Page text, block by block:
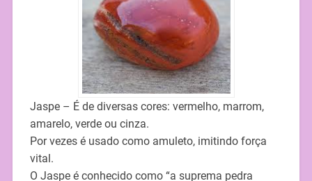
Jaspe – É de diversas cores: vermelho, marrom,
amarelo, verde ou cinza.
Por vezes é usado como amuleto, imitindo força
vital.
O Jaspe é conhecido como “a suprema pedra